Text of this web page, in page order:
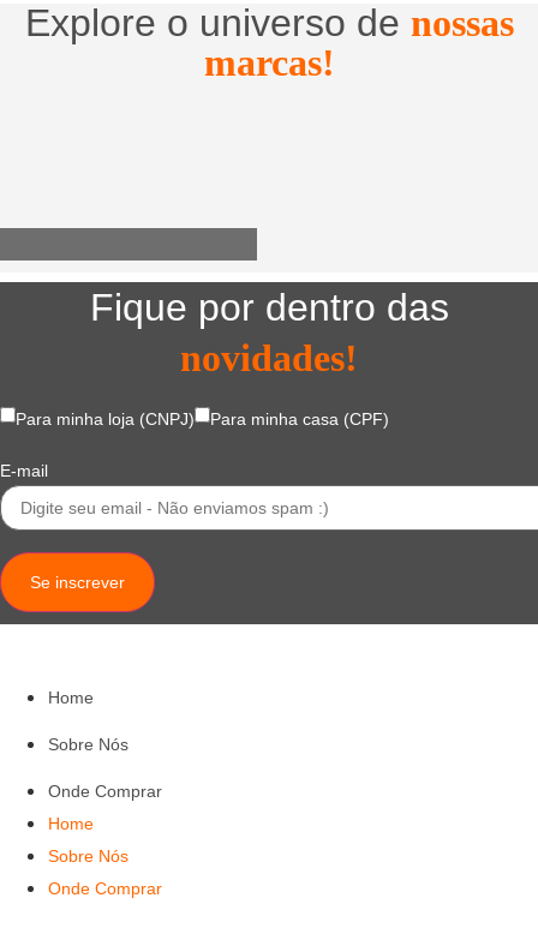
Explore o universo de nossas
marcas!
Fique por dentro das
novidades!
Para minha loja (CNPJ) Para minha casa (CPF)
E-mail
Se inscrever
Home
Sobre Nós
Onde Comprar
Home
Sobre Nós
Onde Comprar